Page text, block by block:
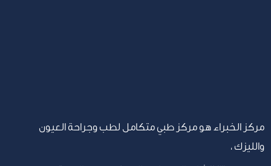
مركز الخبراء هو مركز طبي متكامل لطب وجراحة العيون
والليزك ،